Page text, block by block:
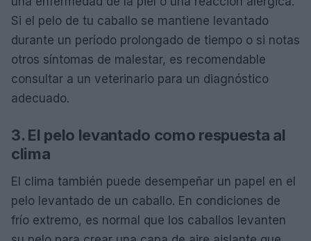
Si el pelo de tu caballo se mantiene levantado
durante un período prolongado de tiempo o si notas
otros síntomas de malestar, es recomendable
consultar a un veterinario para un diagnóstico
adecuado.
3. El pelo levantado como respuesta al
clima
El clima también puede desempeñar un papel en el
pelo levantado de un caballo. En condiciones de
frío extremo, es normal que los caballos levanten